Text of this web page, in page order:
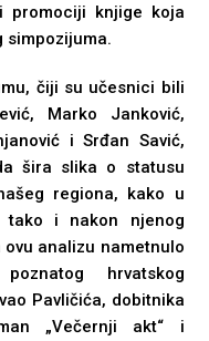
promociji knjige koja
simpozijuma.
čiji su učesnici bili
Marko Janković,
i Srđan Savić,
šira slika o statusu
regiona, kako u
tako i nakon njenog
analizu nametnulo
hrvatskog
Pavličića, dobitnika
„Večernji akt“ i